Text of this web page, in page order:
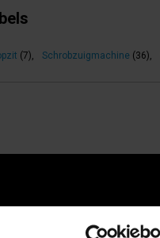
(7), Schrobzuigmachine (36),